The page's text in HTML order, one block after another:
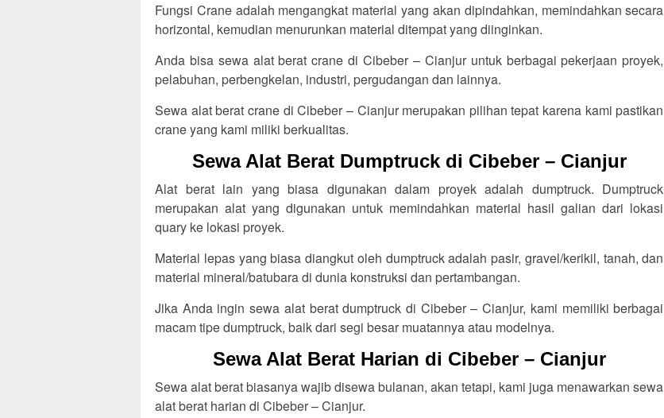
Fungsi Crane adalah mengangkat material yang akan dipindahkan, memindahkan secara
horizontal, kemudian menurunkan material ditempat yang diinginkan.
Anda bisa sewa alat berat crane di Cibeber – Cianjur untuk berbagai pekerjaan proyek,
pelabuhan, perbengkelan, industri, pergudangan dan lainnya.
Sewa alat berat crane di Cibeber – Cianjur merupakan pilihan tepat karena kami pastikan
crane yang kami miliki berkualitas.
Sewa Alat Berat Dumptruck di Cibeber – Cianjur
Alat berat lain yang biasa digunakan dalam proyek adalah dumptruck. Dumptruck
merupakan alat yang digunakan untuk memindahkan material hasil galian dari lokasi
quary ke lokasi proyek.
Material lepas yang biasa diangkut oleh dumptruck adalah pasir, gravel/kerikil, tanah, dan
material mineral/batubara di dunia konstruksi dan pertambangan.
Jika Anda ingin sewa alat berat dumptruck di Cibeber – Cianjur, kami memiliki berbagai
macam tipe dumptruck, baik dari segi besar muatannya atau modelnya.
Sewa Alat Berat Harian di Cibeber – Cianjur
Sewa alat berat biasanya wajib disewa bulanan, akan tetapi, kami juga menawarkan sewa
alat berat harian di Cibeber – Cianjur.